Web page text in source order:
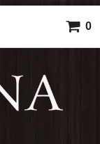
0